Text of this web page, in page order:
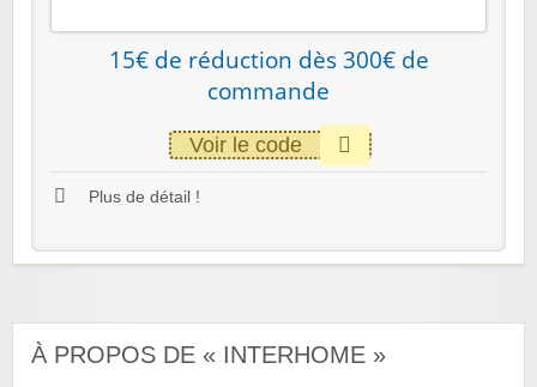
15€ de réduction dès 300€ de
commande
Voir le code
Plus de détail !
À PROPOS DE « INTERHOME »